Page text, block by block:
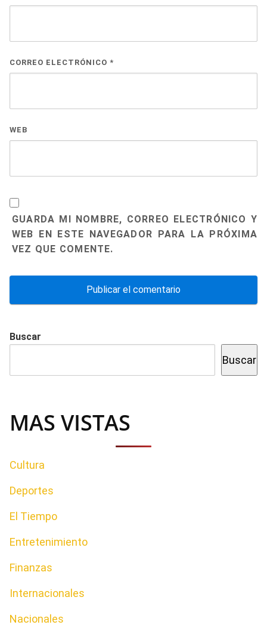
CORREO ELECTRÓNICO *
WEB
GUARDA MI NOMBRE, CORREO ELECTRÓNICO Y
WEB EN ESTE NAVEGADOR PARA LA PRÓXIMA
VEZ QUE COMENTE.
Buscar
Buscar
MAS VISTAS
Cultura
Deportes
El Tiempo
Entretenimiento
Finanzas
Internacionales
Nacionales